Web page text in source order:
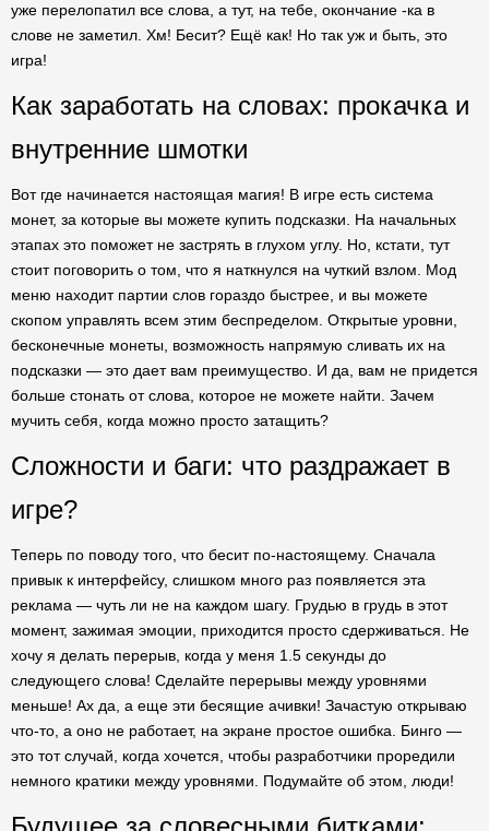
уже перелопатил все слова, а тут, на тебе, окончание -ка в
слове не заметил. Хм! Бесит? Ещё как! Но так уж и быть, это
игра!
Как заработать на словах: прокачка и
внутренние шмотки
Вот где начинается настоящая магия! В игре есть система
монет, за которые вы можете купить подсказки. На начальных
этапах это поможет не застрять в глухом углу. Но, кстати, тут
стоит поговорить о том, что я наткнулся на чуткий взлом. Мод
меню находит партии слов гораздо быстрее, и вы можете
скопом управлять всем этим беспределом. Открытые уровни,
бесконечные монеты, возможность напрямую сливать их на
подсказки — это дает вам преимущество. И да, вам не придется
больше стонать от слова, которое не можете найти. Зачем
мучить себя, когда можно просто затащить?
Сложности и баги: что раздражает в
игре?
Теперь по поводу того, что бесит по-настоящему. Сначала
привык к интерфейсу, слишком много раз появляется эта
реклама — чуть ли не на каждом шагу. Грудью в грудь в этот
момент, зажимая эмоции, приходится просто сдерживаться. Не
хочу я делать перерыв, когда у меня 1.5 секунды до
следующего слова! Сделайте перерывы между уровнями
меньше! Ах да, а еще эти бесящие ачивки! Зачастую открываю
что-то, а оно не работает, на экране простое ошибка. Бинго —
это тот случай, когда хочется, чтобы разработчики проредили
немного кратики между уровнями. Подумайте об этом, люди!